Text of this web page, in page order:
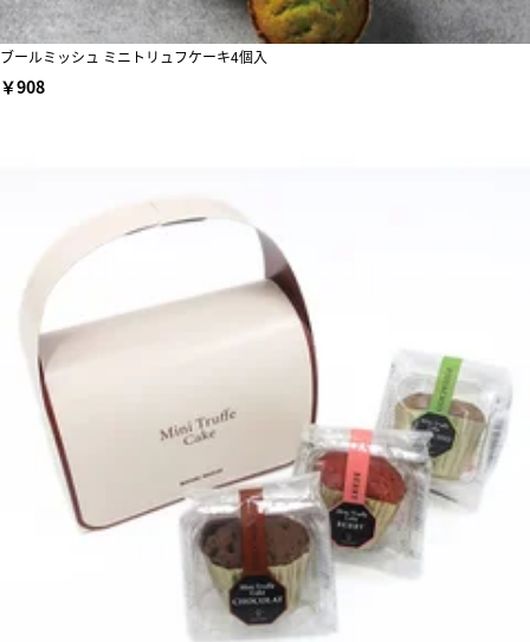
ブールミッシュ ミニトリュフケーキ4個入
￥908